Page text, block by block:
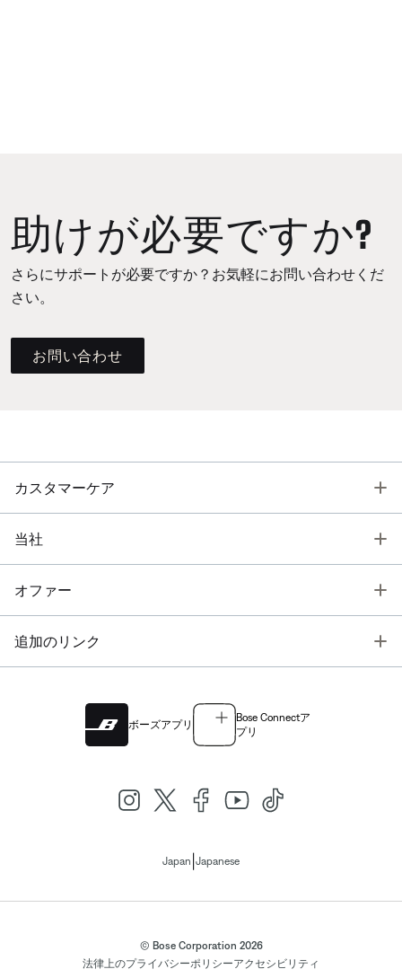
助けが必要ですか?
さらにサポートが必要ですか？お気軽にお問い合わせくだ
さい。
お問い合わせ
カスタマーケア
当社
オファー
追加のリンク
ボーズアプリ
Bose Connectア
プリ
Japan Japanese
© Bose Corporation 2026
法律上のプライバシーポリシーアクセシビリティ